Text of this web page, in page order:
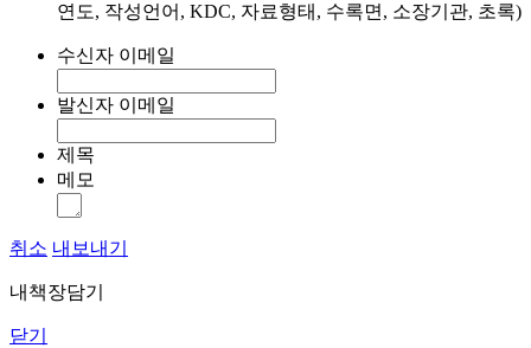
연도, 작성언어, KDC, 자료형태, 수록면, 소장기관, 초록)
수신자 이메일
발신자 이메일
제목
메모
취소 내보내기
내책장담기
닫기